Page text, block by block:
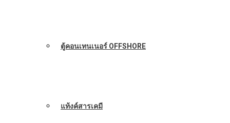
ตู้คอนเทนเนอร์ OFFSHORE
แท้งค์สารเคมี